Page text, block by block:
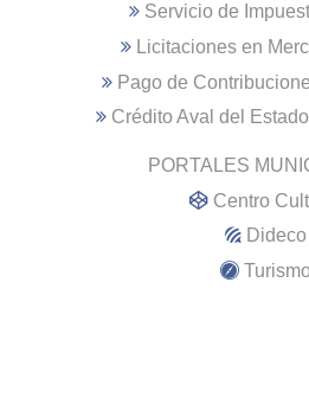
Servicio de
Licitaciones en
Pago de
Crédito Aval del
PORTALES
Centro
Dideco